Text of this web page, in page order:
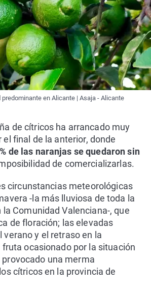
predominante en Alicante | Asaja - Alicante
de cítricos ha arrancado muy
final de la anterior, donde
de las naranjas se quedaron sin
de comercializarlas.
circunstancias meteorológicas
-la más lluviosa de toda la
Comunidad Valenciana-, que
de floración; las elevadas
y el retraso en la
ocasionado por la situación
una merma
cítricos en la provincia de